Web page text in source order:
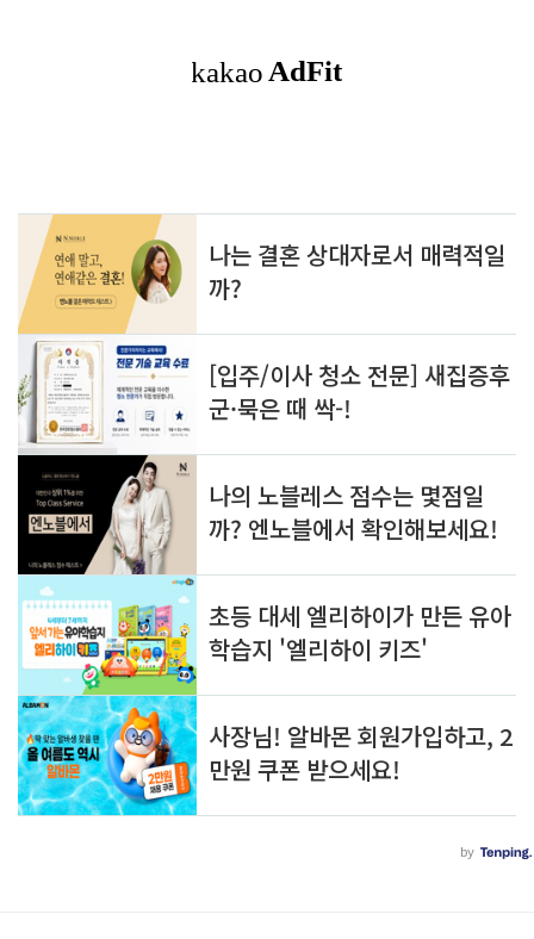
명드리고, 'UTMB에 트레일러들이 참가하는 이
유', 그리고' UTMB의 역할과 영향'에 대해 이야